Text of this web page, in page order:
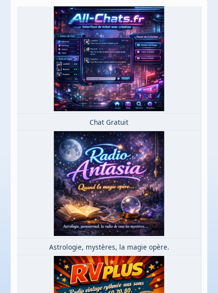
Chat Gratuit
Astrologie, mystères, la magie opère.